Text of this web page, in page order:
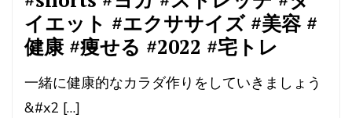
イエット #エクササイズ #美容 #
健康 #痩せる #2022 #宅トレ
一緒に健康的なカラダ作りをしていきましょう
&#x2 […]